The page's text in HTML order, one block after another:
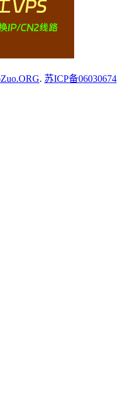
. 苏ICP备06030674